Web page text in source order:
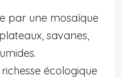
par une mosaïque
savanes,
écologique